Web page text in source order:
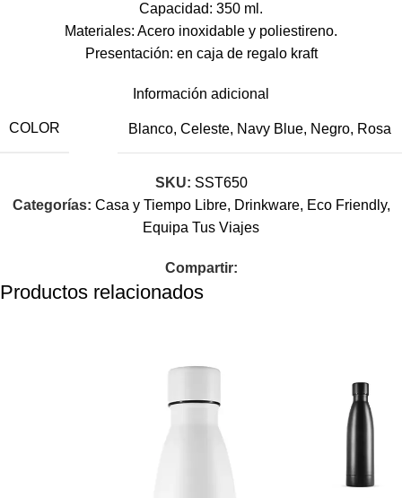
Capacidad: 350 ml.
Materiales: Acero inoxidable y poliestireno.
Presentación: en caja de regalo kraft
Información adicional
COLOR Blanco, Celeste, Navy Blue, Negro, Rosa
SKU: SST650
Categorías: Casa y Tiempo Libre, Drinkware, Eco Friendly,
Equipa Tus Viajes
Compartir:
Productos relacionados